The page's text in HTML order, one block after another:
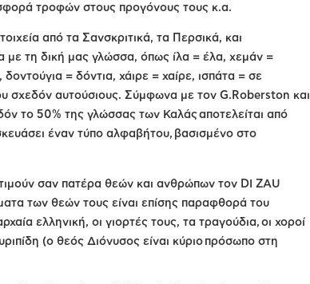
τροφών στους προγόνους τους κ.α.
από τα Σανσκριτικά, τα Περσικά, και
με τη δική μας γλώσσα, όπως ίλα = έλα, χεμάν =
= δόντια, χάιρε = χαίρε, ισπάτα = σε
σχεδόν αυτούσιους. Σύμφωνα με τον G.Roberston και
το 50% της γλώσσας των Καλάς αποτελείται από
έναν τύπο αλφαβήτου, βασισμένο στο
σαν πατέρα θεών και ανθρώπων τον DI ZAU
των θεών τους είναι επίσης παραφθορά του
ελληνική, οι γιορτές τους, τα τραγούδια, οι χοροί
(ο θεός Διόνυσος είναι κύριο πρόσωπο στη